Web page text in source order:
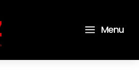
a Menu